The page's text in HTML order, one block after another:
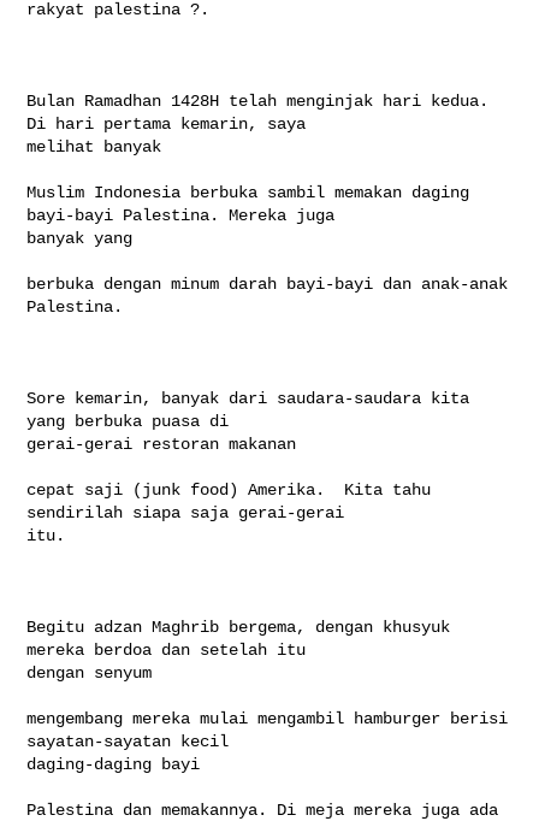
rakyat palestina ?.
Bulan Ramadhan 1428H telah menginjak hari kedua.
Di hari pertama kemarin, saya
melihat banyak
Muslim Indonesia berbuka sambil memakan daging
bayi-bayi Palestina. Mereka juga
banyak yang
berbuka dengan minum darah bayi-bayi dan anak-anak
Palestina.
Sore kemarin, banyak dari saudara-saudara kita
yang berbuka puasa di
gerai-gerai restoran makanan
cepat saji (junk food) Amerika.  Kita tahu
sendirilah siapa saja gerai-gerai
itu.
Begitu adzan Maghrib bergema, dengan khusyuk
mereka berdoa dan setelah itu
dengan senyum
mengembang mereka mulai mengambil hamburger berisi
sayatan-sayatan kecil
daging-daging bayi
Palestina dan memakannya. Di meja mereka juga ada